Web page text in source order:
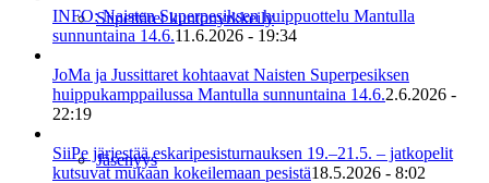
Siipettäret kuntonyrkkeily
Jäsenyys
INFO: Naisten Superpesiksen huippuottelu Mantulla
sunnuntaina 14.6.11.6.2026 - 19:34
JoMa ja Jussittaret kohtaavat Naisten Superpesiksen
huippukamppailussa Mantulla sunnuntaina 14.6.2.6.2026 -
22:19
SiiPe järjestää eskaripesisturnauksen 19.–21.5. – jatkopelit
kutsuvat mukaan kokeilemaan pesistä18.5.2026 - 8:02